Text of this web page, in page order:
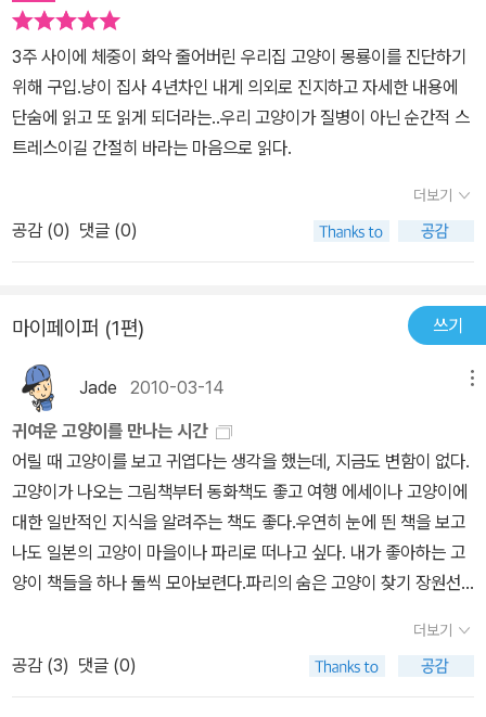
3주 사이에 체중이 화악 줄어버린 우리집 고양이 몽룡이를 진단하기
위해 구입.냥이 집사 4년차인 내게 의외로 진지하고 자세한 내용에
단숨에 읽고 또 읽게 되더라는..우리 고양이가 질병이 아닌 순간적 스
트레스이길 간절히 바라는 마음으로 읽다.
더보기
공감 (0) 댓글 (0)
마이페이퍼 (1편) 쓰기
Jade 2010-03-14
귀여운 고양이를 만나는 시간
어릴 때 고양이를 보고 귀엽다는 생각을 했는데, 지금도 변함이 없다.
고양이가 나오는 그림책부터 동화책도 좋고 여행 에세이나 고양이에
대한 일반적인 지식을 알려주는 책도 좋다.우연히 눈에 띈 책을 보고
나도 일본의 고양이 마을이나 파리로 떠나고 싶다. 내가 좋아하는 고
양이 책들을 하나 둘씩 모아보련다.파리의 숨은 고양이 찾기 장원선
원 지음 / 아트북스 / 2010년 1월고양이를 기르기 위한 여러 책들도
많다. 그 중에서 내가 읽고 싶은 책을 골라보았다. 고양이 탐구생활과
고양이 질병사전은 고양이를 기를 때 꼭 필요한 책이 될 것 같다.역사
더보기
공감 (3) 댓글 (0)